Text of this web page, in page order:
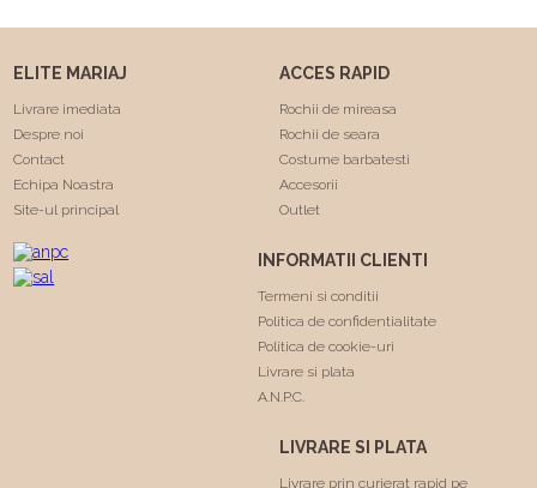
"Trash the dress" si a rezistat
multumesc echipa Elite
Mariaj faceti minuni .❤️❤️
ELITE MARIAJ
Livrare imediata
Despre noi
Contact
Echipa Noastra
Site-ul principal
ACCES RAPID
Rochii de mireasa
Rochii de seara
Costume barbatesti
Accesorii
Outlet
INFORMATII CLIENTI
Termeni si conditii
Politica de confidentialitate
Politica de cookie-uri
Livrare si plata
A.N.P.C.
LIVRARE SI PLATA
Livrare prin curierat rapid pe